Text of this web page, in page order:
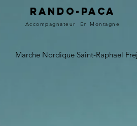
Rando-PACA
Accompagnateur En Montagne
Marche Nordique Saint-Raphael